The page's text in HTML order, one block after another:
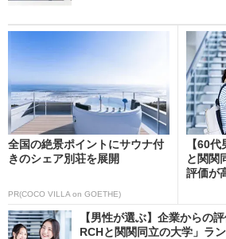
全国の絶景ポイントにサウナ付
きのシェア別荘を展開
PR(COCO VILLA on GOETHE)
【60
と関関
評価が
【男性が選ぶ】企業からの
RCHと関関同立の大学」ラ